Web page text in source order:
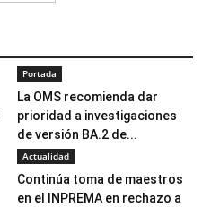
Portada
La OMS recomienda dar
prioridad a investigaciones
de versión BA.2 de...
Actualidad
Continúa toma de maestros
en el INPREMA en rechazo a